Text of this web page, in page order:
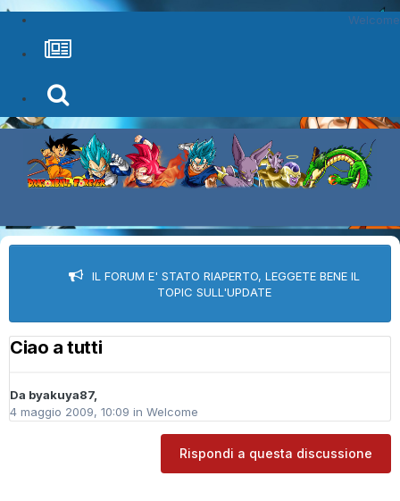
Welcome
IL FORUM E' STATO RIAPERTO, LEGGETE BENE IL
TOPIC SULL'UPDATE
Ciao a tutti
Da byakuya87,
4 maggio 2009, 10:09 in Welcome
Rispondi a questa discussione